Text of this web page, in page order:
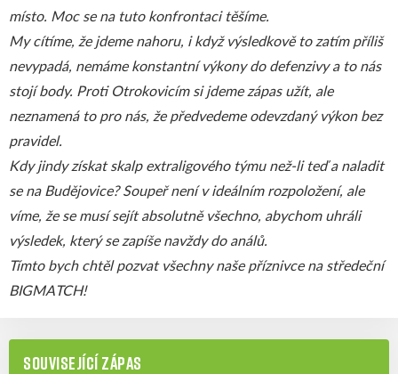
SOUVISEJÍCÍ ZÁPAS
místo. Moc se na tuto konfrontaci těšíme.
My cítíme, že jdeme nahoru, i když výsledkově to zatím příliš
nevypadá, nemáme konstantní výkony do defenzivy a to nás
stojí body. Proti Otrokovicím si jdeme zápas užít, ale
neznamená to pro nás, že předvedeme odevzdaný výkon bez
pravidel.
Kdy jindy získat skalp extraligového týmu než-li teď a naladit
se na Budějovice? Soupeř není v ideálním rozpoložení, ale
víme, že se musí sejít absolutně všechno, abychom uhráli
výsledek, který se zapíše navždy do análů.
Tímto bych chtěl pozvat všechny naše příznivce na středeční
BIGMATCH!